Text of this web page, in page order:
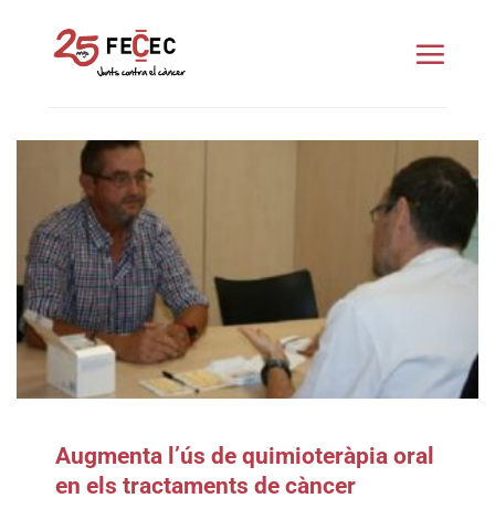
Augmenta l’ús de quimioteràpia oral
en els tractaments de càncer